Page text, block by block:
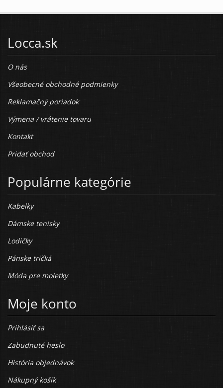
Locca.sk
O nás
Všeobecné obchodné podmienky
Reklamačný poriadok
Výmena / vrátenie tovaru
Kontakt
Pridať obchod
Populárne kategórie
Kabelky
Dámske tenisky
Lodičky
Pánske tričká
Móda pre moletky
Moje konto
Prihlásiť sa
Zabudnuté heslo
História objednávok
Nákupný košík